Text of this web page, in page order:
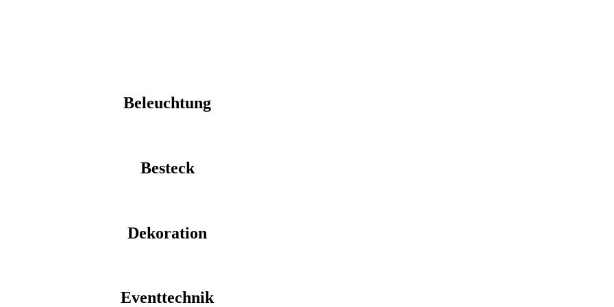
Beleuchtung
Besteck
Dekoration
Eventtechnik